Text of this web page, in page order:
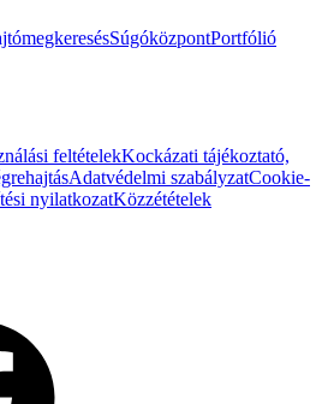
SúgóközpontPortfólió
feltételekKockázati tájékoztató,
Adatvédelmi szabályzatCookie-
nyilatkozatKözzétételek